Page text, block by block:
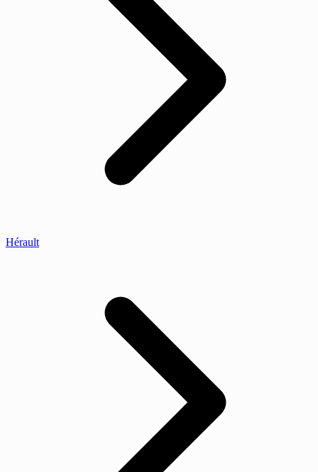
Hérault